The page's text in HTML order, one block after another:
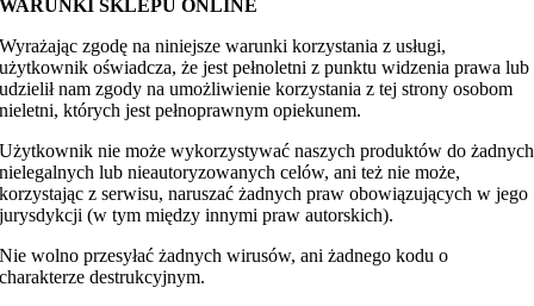
WARUNKI SKLEPU ONLINE
Wyrażając zgodę na niniejsze warunki korzystania z usługi,
użytkownik oświadcza, że jest pełnoletni z punktu widzenia prawa lub
udzielił nam zgody na umożliwienie korzystania z tej strony osobom
nieletni, których jest pełnoprawnym opiekunem.
Użytkownik nie może wykorzystywać naszych produktów do żadnych
nielegalnych lub nieautoryzowanych celów, ani też nie może,
korzystając z serwisu, naruszać żadnych praw obowiązujących w jego
jurysdykcji (w tym między innymi praw autorskich).
Nie wolno przesyłać żadnych wirusów, ani żadnego kodu o
charakterze destrukcyjnym.